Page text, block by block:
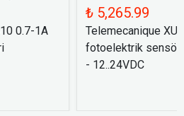
0.7-1A
₺ 5,265.99
Telemecanique
fotoelektrik sensör
- 12..24VDC